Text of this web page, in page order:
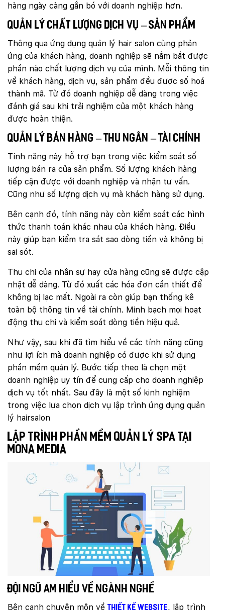
hàng ngày càng gắn bó với doanh nghiệp hơn.
Quản lý chất lượng dịch vụ – sản phẩm
Thông qua ứng dụng quản lý hair salon cùng phản
ứng của khách hàng, doanh nghiệp sẽ nắm bắt được
phần nào chất lượng dịch vụ của mình. Mỗi thông tin
về khách hàng, dịch vụ, sản phẩm đều được số hoá
thành mã. Từ đó doanh nghiệp dễ dàng trong việc
đánh giá sau khi trải nghiệm của một khách hàng
được hoàn thiện.
Quản lý bán hàng – thu ngân – tài chính
Tính năng này hỗ trợ bạn trong việc kiểm soát số
lượng bán ra của sản phẩm. Số lượng khách hàng
tiếp cận được với doanh nghiệp và nhận tư vấn.
Cũng như số lượng dịch vụ mà khách hàng sử dụng.
Bên cạnh đó, tính năng này còn kiểm soát các hình
thức thanh toán khác nhau của khách hàng. Điều
này giúp bạn kiểm tra sát sao dòng tiền và không bị
sai sót.
Thu chi của nhân sự hay cửa hàng cũng sẽ được cập
nhật dễ dàng. Từ đó xuất các hóa đơn cần thiết để
không bị lạc mất. Ngoài ra còn giúp bạn thống kê
toàn bộ thông tin về tài chính. Minh bạch mọi hoạt
động thu chi và kiểm soát dòng tiền hiệu quả.
Như vậy, sau khi đã tìm hiểu về các tính năng cũng
như lợi ích mà doanh nghiệp có được khi sử dụng
phần mềm quản lý. Bước tiếp theo là chọn một
doanh nghiệp uy tín để cung cấp cho doanh nghiệp
dịch vụ tốt nhất. Sau đây là một số kinh nghiệm
trong việc lựa chọn dịch vụ lập trình ứng dụng quản
lý hairsalon
Lập trình phần mềm quản lý spa tại
Mona Media
Đội ngũ am hiểu về ngành nghề
Bên cạnh chuyên môn về thiết kế website, lập trình
Quý khách vui lòng đăng nhập vào hệ thống
Website:quanly.mona.media